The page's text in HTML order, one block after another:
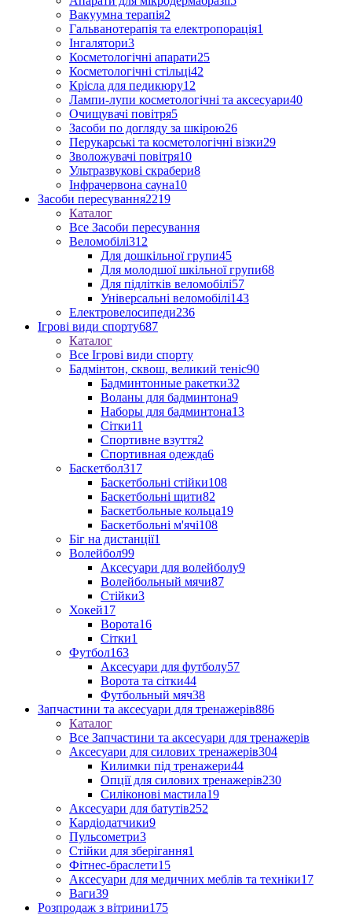
Вакуумна терапія2
Гальванотерапія та електропорація1
Інгалятори3
Косметологічні апарати25
Косметологічні стільці42
Крісла для педикюру12
Лампи-лупи косметологічні та аксесуари40
Очищувачі повітря5
Засоби по догляду за шкірою26
Перукарські та косметологічні візки29
Зволожувачі повітря10
Ультразвукові скрабери8
Інфрачервона сауна10
Засоби пересування2219
Каталог
Все Засоби пересування
Веломобілі312
Для дошкільної групи45
Для молодшої шкільної групи68
Для підлітків веломобілі57
Універсальні веломобілі143
Електровелосипеди236
Ігрові види спорту687
Каталог
Все Ігрові види спорту
Бадмінтон, сквош, великий теніс90
Бадминтонные ракетки32
Воланы для бадминтона9
Наборы для бадминтона13
Сітки11
Спортивне взуття2
Спортивная одежда6
Баскетбол317
Баскетбольні стійки108
Баскетбольні щити82
Баскетбольные кольца19
Баскетбольні м'ячі108
Біг на дистанції1
Волейбол99
Аксесуари для волейболу9
Волейбольный мячи87
Стійки3
Хокей17
Ворота16
Сітки1
Футбол163
Аксесуари для футболу57
Ворота та сітки44
Футбольный мяч38
Запчастини та аксесуари для тренажерів886
Каталог
Все Запчастини та аксесуари для тренажерів
Аксесуари для силових тренажерів304
Килимки під тренажери44
Опції для силових тренажерів230
Силіконові мастила19
Аксесуари для батутів252
Кардіодатчики9
Пульсометри3
Стійки для зберігання1
Фітнес-браслети15
Аксесуари для медичних меблів та техніки17
Ваги39
Розпродаж з вітрини175